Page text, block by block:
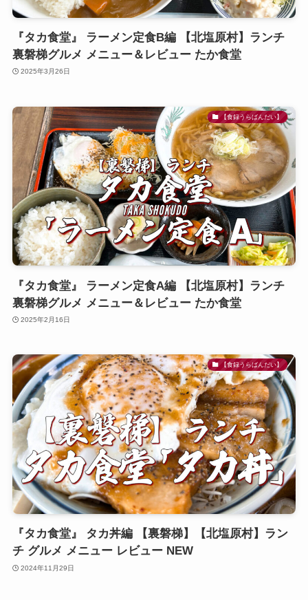
『タカ食堂』 ラーメン定食B編 【北塩原村】ランチ
裏磐梯グルメ メニュー＆レビュー たか食堂
2025年3月26日
【食録うらばんだい】
『タカ食堂』 ラーメン定食A編 【北塩原村】ランチ
裏磐梯グルメ メニュー＆レビュー たか食堂
2025年2月16日
【食録うらばんだい】
『タカ食堂』 タカ丼編 【裏磐梯】【北塩原村】ラン
チ グルメ メニュー レビュー NEW
2024年11月29日